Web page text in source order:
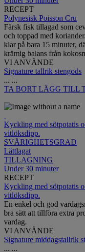
RECEPT
Polynesisk Poisson Cru
Färsk fisk tillagad som
och toppad med
klar på bara 15 minuter,
krämig balans från
VI ANVÄNDE
Signature tallrik stengods
... ...
TA BORT LÄGG TILL
Kyckling med sötpotatis
vitlöksdipp.
SVÅRIGHETSGRAD
Lättlagat
TILLAGNING
Under 30 minuter
RECEPT
Kyckling med sötpotatis
vitlöksdipp.
En enkel och god
bra sätt att tillföra extra
vardag.
VI ANVÄNDE
Signature middagstallrik
... ...